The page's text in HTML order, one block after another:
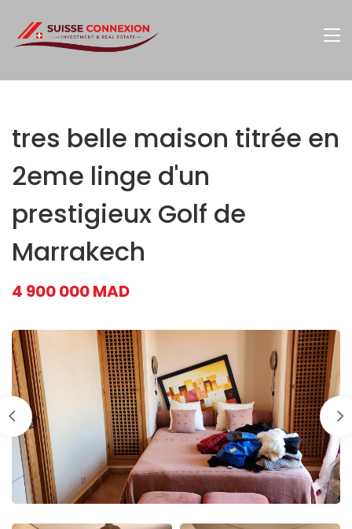
tres belle maison titrée en
2eme linge d'un
prestigieux Golf de
Marrakech
4 900 000 MAD